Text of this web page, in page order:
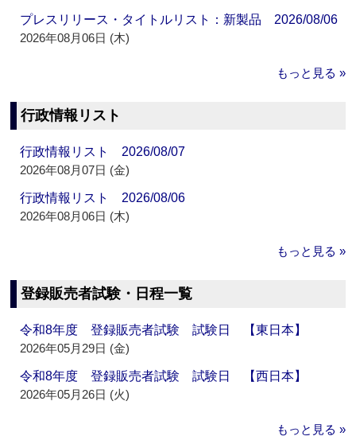
プレスリリース・タイトルリスト：新製品 2026/08/06
2026年08月06日 (木)
もっと見る »
行政情報リスト
行政情報リスト 2026/08/07
2026年08月07日 (金)
行政情報リスト 2026/08/06
2026年08月06日 (木)
もっと見る »
登録販売者試験・日程一覧
令和8年度 登録販売者試験 試験日 【東日本】
2026年05月29日 (金)
令和8年度 登録販売者試験 試験日 【西日本】
2026年05月26日 (火)
もっと見る »